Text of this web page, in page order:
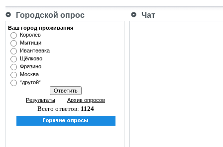
Городской опрос Чат
Ваш город проживания
Королёв
Мытищи
Ивантеевка
Щёлково
Фрязино
Москва
*другой*
Результаты Архив опросов
Всего ответов: 1124